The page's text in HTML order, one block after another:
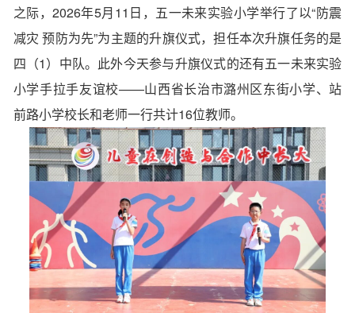
之际，2026年5月11日，五一未来实验小学举行了以“防震
减灾 预防为先”为主题的升旗仪式，担任本次升旗任务的是
四（1）中队。此外今天参与升旗仪式的还有五一未来实验
小学手拉手友谊校——山西省长治市潞州区东街小学、站
前路小学校长和老师一行共计16位教师。